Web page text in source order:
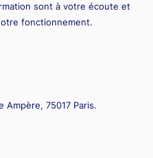
sont à votre écoute et
fonctionnement.
Ampère, 75017 Paris.